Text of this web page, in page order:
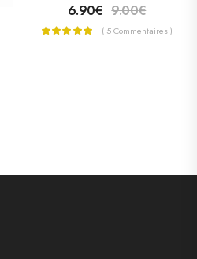
6.90€ 9.00€
( 5 Commentaires )